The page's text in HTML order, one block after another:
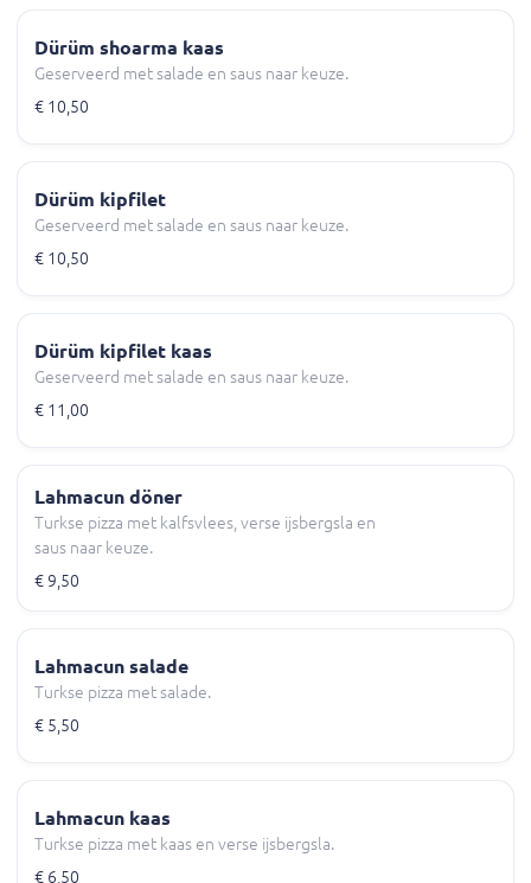
Dürüm shoarma kaas
Geserveerd met salade en saus naar keuze.
€ 10,50
Dürüm kipfilet
Geserveerd met salade en saus naar keuze.
€ 10,50
Dürüm kipfilet kaas
Geserveerd met salade en saus naar keuze.
€ 11,00
Lahmacun döner
Turkse pizza met kalfsvlees, verse ijsbergsla en
saus naar keuze.
€ 9,50
Lahmacun salade
Turkse pizza met salade.
€ 5,50
Lahmacun kaas
Turkse pizza met kaas en verse ijsbergsla.
€ 6,50